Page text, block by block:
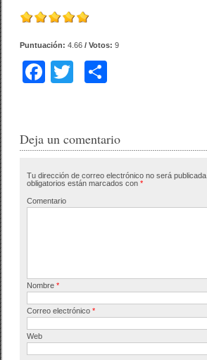
Puntuación:4.66 / Votos:9
F
e
o
o
er p
tir
Deja un comentario
Tu dirección de correo electrónico no será publicada.
obligatorios están marcados con*
Comentario
Nombre*
Correo electrónico*
Web